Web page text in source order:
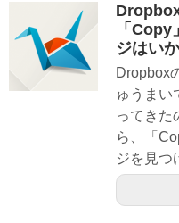
「
ジはい
Dropbox
ゅうまい
ってきた
ら、「
ジを見つ